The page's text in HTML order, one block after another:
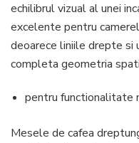
echilibrul vizual al unei
excelente pentru
deoarece liniile drepte si
completa geometria
pentru functionalitate
Mesele de cafea